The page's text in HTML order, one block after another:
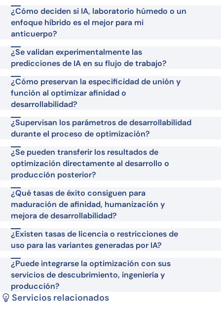
¿Cómo deciden si IA, laboratorio húmedo o un
enfoque híbrido es el mejor para mi
anticuerpo?
¿Se validan experimentalmente las
predicciones de IA en su flujo de trabajo?
¿Cómo preservan la especificidad de unión y
función al optimizar afinidad o
desarrollabilidad?
¿Supervisan los parámetros de desarrollabilidad
durante el proceso de optimización?
¿Se pueden transferir los resultados de
optimización directamente al desarrollo o
producción posterior?
¿Qué tasas de éxito consiguen para
maduración de afinidad, humanización y
mejora de desarrollabilidad?
¿Existen tasas de licencia o restricciones de
uso para las variantes generadas por IA?
¿Puede integrarse la optimización con sus
servicios de descubrimiento, ingeniería y
producción?
Servicios relacionados